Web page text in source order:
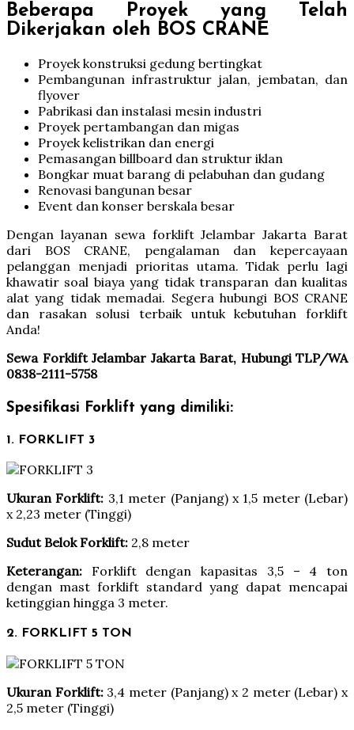
Beberapa Proyek yang Telah
Dikerjakan oleh BOS CRANE
Proyek konstruksi gedung bertingkat
Pembangunan infrastruktur jalan, jembatan, dan
flyover
Pabrikasi dan instalasi mesin industri
Proyek pertambangan dan migas
Proyek kelistrikan dan energi
Pemasangan billboard dan struktur iklan
Bongkar muat barang di pelabuhan dan gudang
Renovasi bangunan besar
Event dan konser berskala besar
Dengan layanan sewa forklift Jelambar Jakarta Barat
dari BOS CRANE, pengalaman dan kepercayaan
pelanggan menjadi prioritas utama. Tidak perlu lagi
khawatir soal biaya yang tidak transparan dan kualitas
alat yang tidak memadai. Segera hubungi BOS CRANE
dan rasakan solusi terbaik untuk kebutuhan forklift
Anda!
Sewa Forklift Jelambar Jakarta Barat, Hubungi TLP/WA
0838-2111-5758
Spesifikasi Forklift yang dimiliki:
1. FORKLIFT 3
Ukuran Forklift: 3,1 meter (Panjang) x 1,5 meter (Lebar)
x 2,23 meter (Tinggi)
Sudut Belok Forklift: 2,8 meter
Keterangan: Forklift dengan kapasitas 3,5 – 4 ton
dengan mast forklift standard yang dapat mencapai
ketinggian hingga 3 meter.
2. FORKLIFT 5 TON
Ukuran Forklift:3,4 meter (Panjang) x 2 meter (Lebar) x
2,5 meter (Tinggi)